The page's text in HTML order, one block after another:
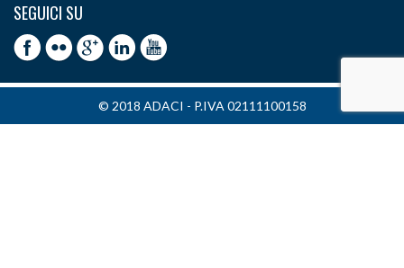
SEGUICI SU
© 2018 ADACI - P.IVA 02111100158